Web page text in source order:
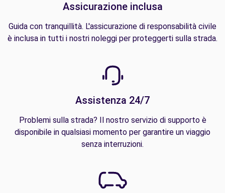
Assicurazione inclusa
Guida con tranquillità. L'assicurazione di responsabilità civile
è inclusa in tutti i nostri noleggi per proteggerti sulla strada.
Assistenza 24/7
Problemi sulla strada? Il nostro servizio di supporto è
disponibile in qualsiasi momento per garantire un viaggio
senza interruzioni.